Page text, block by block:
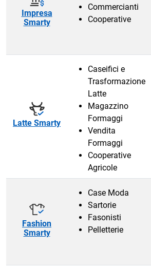
Impresa
Smarty
Commercianti
Cooperative
Latte Smarty
Caseifici e
Trasformazione
Latte
Magazzino
Formaggi
Vendita
Formaggi
Cooperative
Agricole
Fashion
Smarty
Case Moda
Sartorie
Fasonisti
Pelletterie